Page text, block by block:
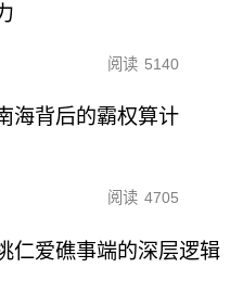
阅读 5140
海背后的霸权算计
阅读 4705
仁爱礁事端的深层逻辑